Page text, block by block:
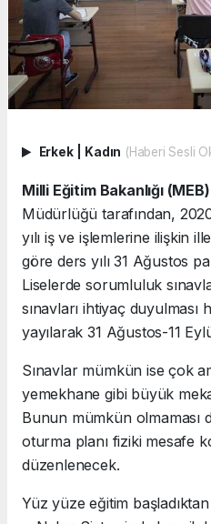
Erkek Kadın (Haberi Sesli
Milli Eğitim Bakanlığı (MEB)
Müdürlüğü tarafından,
yılı iş ve işlemlerine ilişkin
göre ders yılı 31 Ağustos
Liselerde sorumluluk
sınavları ihtiyaç duyulması
yayılarak 31 Ağustos-11
Sınavlar mümkün ise çok
yemekhane gibi büyük
Bunun mümkün olmaması
oturma planı fiziki mesafe
düzenlenecek.
Yüz yüze eğitim